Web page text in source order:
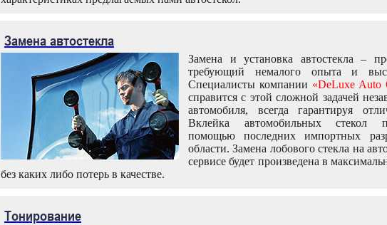
Замена автостекла
Замена и установка автостекла –
требующий немалого опыта и
Специалисты компании «DeLuxe Auto
справится с этой сложной задачей
автомобиля, всегда гарантируя
Вклейка автомобильных стекол
помощью последних импортных
области. Замена лобового стекла на
сервисе будет произведена в
без каких либо потерь в качестве.
Тонирование